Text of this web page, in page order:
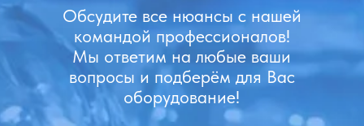
Обсудите все нюансы с нашей
командой профессионалов!
Мы ответим на любые ваши
вопросы и подберём для Вас
оборудование!